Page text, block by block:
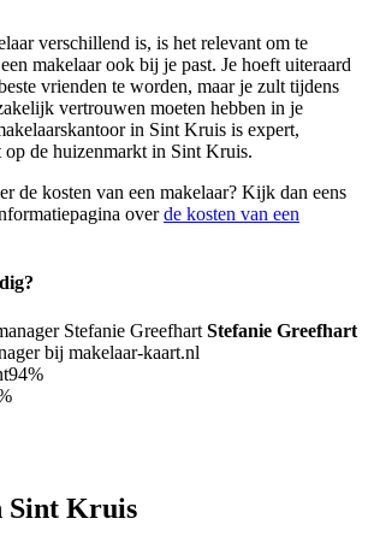
verschillend is, is het relevant om te
makelaar ook bij je past. Je hoeft uiteraard
vrienden te worden, maar je zult tijdens
vertrouwen moeten hebben in je
in Sint Kruis is expert,
op de huizenmarkt in Sint Kruis.
de kosten van een makelaar? Kijk dan eens
overde kosten van een
Stefanie Greefhart
bij makelaar-kaart.nl
94%
Sint Kruis